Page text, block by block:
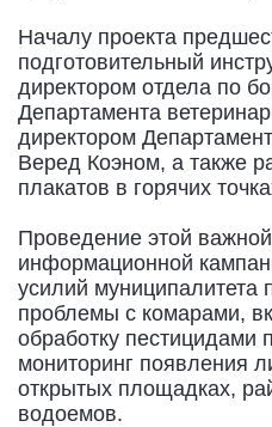
Началу проекта
подготовительный
директором отдела по
Департамента
директором
Веред Коэном, а также
плакатов в горячих
Проведение этой
информационной
усилий муниципалитета
проблемы с комарами,
обработку пестицидами
мониторинг появления
открытых площадках,
водоемов.